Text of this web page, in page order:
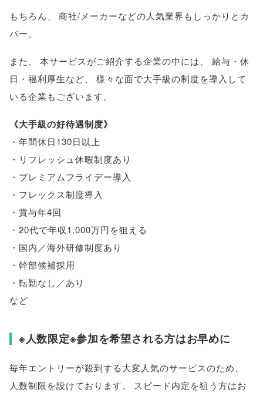
もちろん
商社/メーカーなどの人気業界もしっかりとカ
バー。
また 本サービスがご紹介する企業の中には
給与・休
日・福利厚生など
様々な面で大手級の制度を導入して
いる企業もございます。
《大手級の好待遇制度》
・年間休日130日以上
・リフレッシュ休暇制度あり
・プレミアムフライデー導入
・フレックス制度導入
・賞与年4回
・20代で年収1,000万円を狙える
・国内／海外研修制度あり
・幹部候補採用
・転勤なし／あり
など
※人数限定※参加を希望される方はお早めに
毎年エントリーが殺到する大変人気のサービスのため、
人数制限を設けております。
スピード内定を狙う方はお